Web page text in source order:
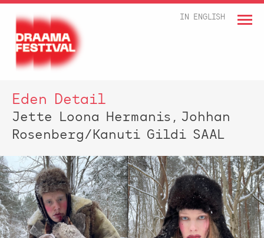
IN ENGLISH
Eden Detail
Jette Loona Hermanis, Johhan
Rosenberg/Kanuti Gildi SAAL